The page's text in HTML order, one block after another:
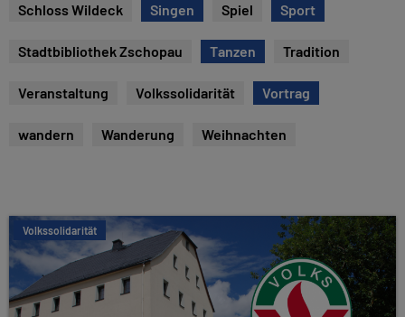
Schloss Wildeck Singen Spiel Sport
Stadtbibliothek Zschopau Tanzen Tradition
Veranstaltung Volkssolidarität Vortrag
wandern Wanderung Weihnachten
Volkssolidarität